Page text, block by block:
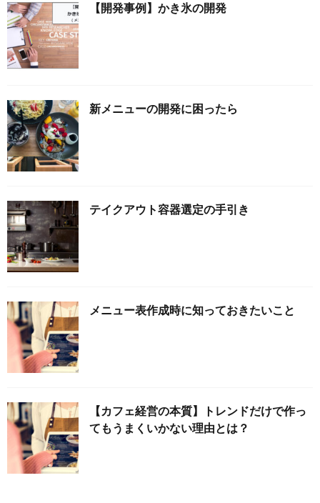
【開発事例】かき氷の開発
新メニューの開発に困ったら
テイクアウト容器選定の手引き
メニュー表作成時に知っておきたいこと
【カフェ経営の本質】トレンドだけで作っ
てもうまくいかない理由とは？